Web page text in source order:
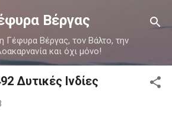
στο κύριο περιεχόμενο
Βέργας
Γέφυρα Βέργας, τον Βάλτο, την
και όχι μόνο!
Δυτικές Ινδίες